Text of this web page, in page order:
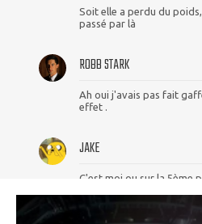
Soit elle a perdu du
passé par là
ROBB STARK
Ah oui j'avais pas fait
effet .
JAKE
C'est moi ou sur la 5ème